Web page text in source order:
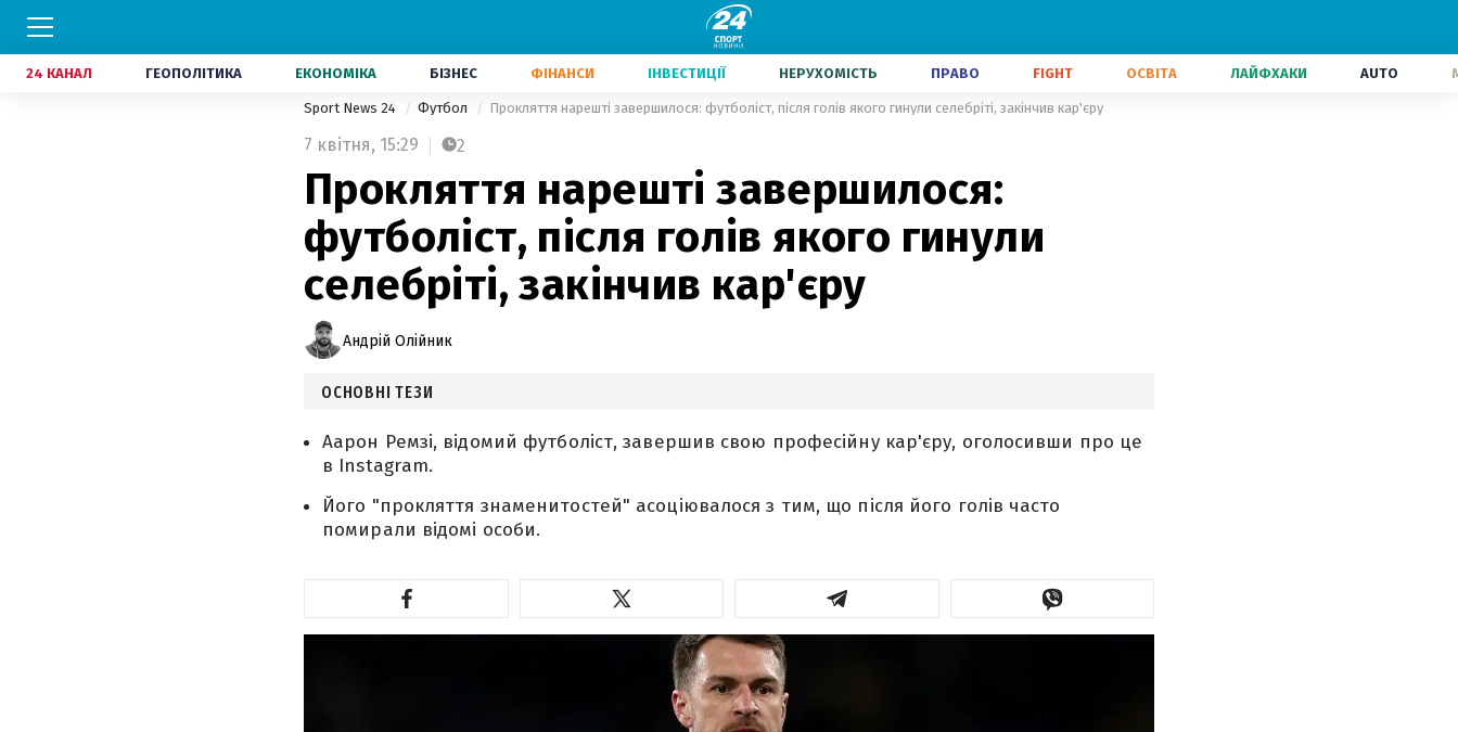
24 КАНАЛ ГЕОПОЛІТИКА ЕКОНОМІКА БІЗНЕС ФІНАНСИ ІНВЕСТИЦІЇ НЕРУХОМІСТЬ ПРАВО FIGHT ОСВІТА ЛАЙФХАКИ AUTO
Sport News 24 Футбол Прокляття нарешті завершилося: футболіст, після голів якого гинули селебріті, закінчив кар'єру
7 квітня, 15:29 2
Прокляття нарешті завершилося:
футболіст, після голів якого гинули
селебріті, закінчив кар'єру
Андрій Олійник
ОСНОВНІ ТЕЗИ
Аарон Ремзі, відомий футболіст, завершив свою професійну кар'єру, оголосивши про це
в Instagram.
Його "прокляття знаменитостей" асоціювалося з тим, що після його голів часто
помирали відомі особи.